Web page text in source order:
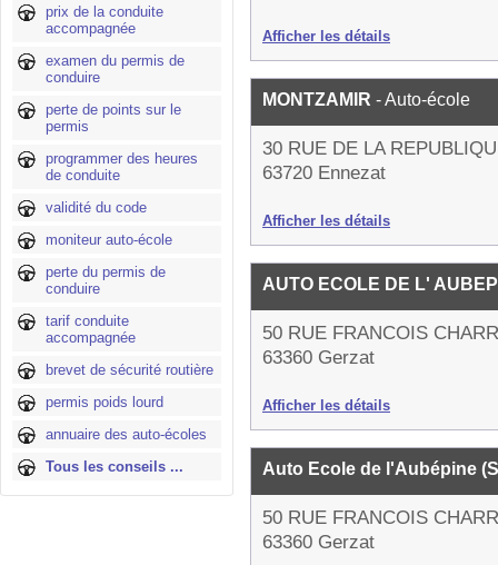
prix de la conduite
accompagnée
examen du permis de
conduire
perte de points sur le
permis
programmer des heures
de conduite
validité du code
moniteur auto-école
perte du permis de
conduire
tarif conduite
accompagnée
brevet de sécurité routière
permis poids lourd
annuaire des auto-écoles
Tous les conseils ...
Afficher les détails
MONTZAMIR - Auto-école
30 RUE DE LA
63720 Ennezat
Afficher les détails
AUTO ECOLE DE L'
50 RUE FRANCOIS
63360 Gerzat
Afficher les détails
Auto Ecole de l'Aubépine
50 RUE FRANCOIS
63360 Gerzat